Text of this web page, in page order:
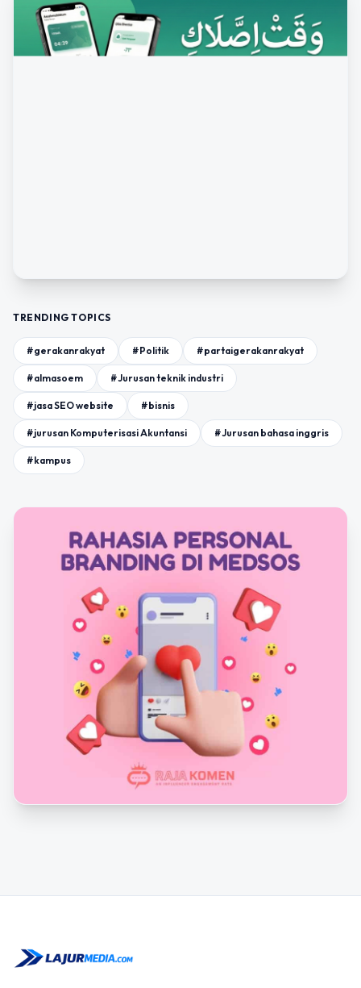
TRENDING TOPICS
#gerakanrakyat #Politik #partaigerakanrakyat
#almasoem #Jurusan teknik industri
#jasa SEO website #bisnis
#jurusan Komputerisasi Akuntansi #Jurusan bahasa inggris
#kampus